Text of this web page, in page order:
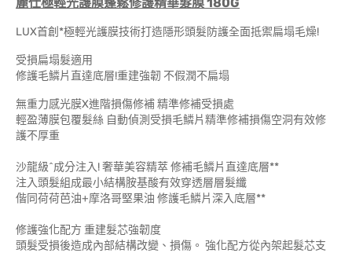
LUX首創*極輕光護膜技術打造隱形頭髮防護全面抵禦扁塌毛燥!
受損扁塌髮適用
修護毛鱗片直達底層!重建強韌 不假潤不扁塌
無重力感光膜X進階損傷修補 精準修補受損處
輕盈薄膜包覆髮絲 自動偵測受損毛鱗片精準修補損傷空洞有效修
護不厚重
沙龍級^成分注入! 奢華美容精萃 修補毛鱗片直達底層**
注入頭髮組成最小結構胺基酸有效穿透層層髮纖
偕同荷荷芭油+摩洛哥堅果油 修護毛鱗片深入底層**
修護強化配方 重建髮芯強韌度
頭髮受損後造成內部結構改變、損傷。 強化配方從內架起髮芯支